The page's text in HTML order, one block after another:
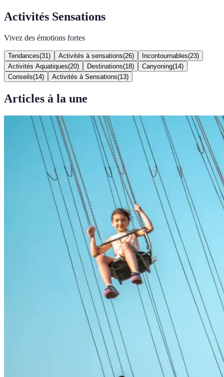
Activités Sensations
Vivez des émotions fortes
Tendances(31 ) Activités à sensations(26) Incontournables(23)
Activités Aquatiques(20) Destinations(18) Canyoning(14)
Conseils(14) Activités à Sensations(13)
Articles à la une